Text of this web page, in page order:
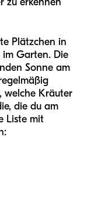
Plätzchen in
im Garten. Die
Sonne am
welche Kräuter
die du am
Liste mit